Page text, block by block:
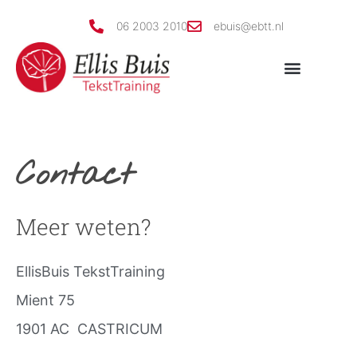
06 2003 2010 ebuis@ebtt.nl
Contact
Meer weten?
EllisBuis TekstTraining
Mient 75
1901 AC CASTRICUM